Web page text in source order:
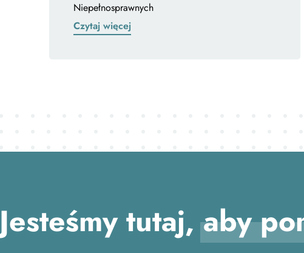
Niepełnosprawnych
Czytaj więcej
Jesteśmy tutaj,aby